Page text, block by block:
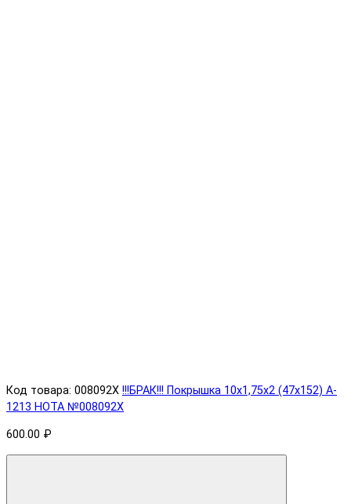
Код товара: 008092X !!!БРАК!!! Покрышка 10х1,75х2 (47x152) A-
1213 HOTA №008092X
600.00 ₽